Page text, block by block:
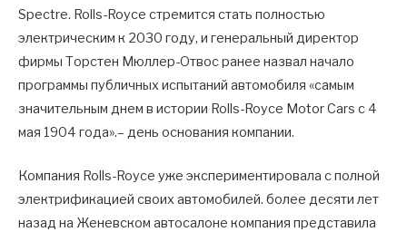
Spectre. Rolls-Royce стремится стать полностью
электрическим к 2030 году, и генеральный директор
фирмы Торстен Мюллер-Отвос ранее назвал начало
программы публичных испытаний автомобиля «самым
значительным днем ​​в истории Rolls-Royce Motor Cars с 4
мая 1904 года».– день основания компании.
Компания Rolls-Royce уже экспериментировала с полной
электрификацией своих автомобилей. более десяти лет
назад на Женевском автосалоне компания представила